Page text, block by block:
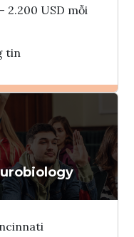
2.200 USD mỗi
tin
vấn Interlink